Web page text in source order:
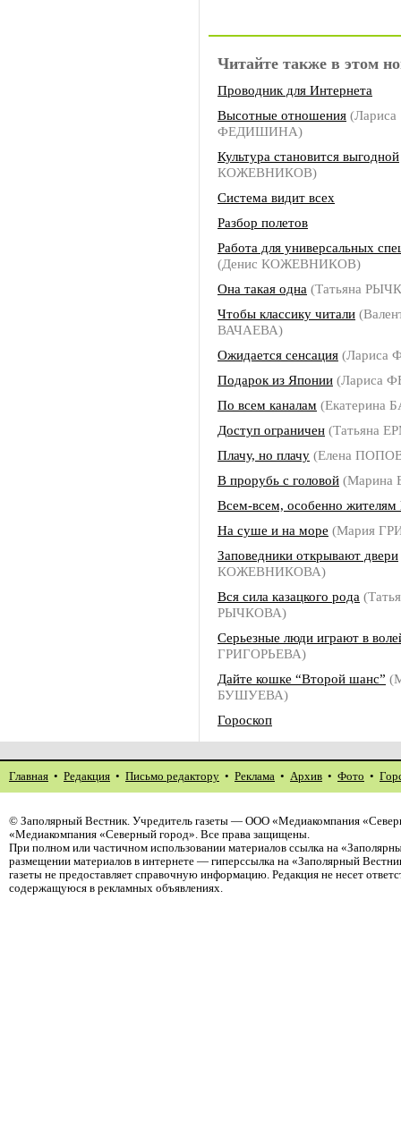
Читайте также в этом
Проводник для Интернета
Высотные отношения (Лариса
ФЕДИШИНА)
Культура становится выгодной
КОЖЕВНИКОВ)
Система видит всех
Разбор полетов
Работа для универсальных
(Денис КОЖЕВНИКОВ)
Она такая одна (Татьяна
Чтобы классику читали
ВАЧАЕВА)
Ожидается сенсация
Подарок из Японии (Лариса
По всем каналам (Екатерина
Доступ ограничен (Татьяна
Плачу, но плачу (Елена
В прорубь с головой
Всем-всем, особенно жителям
На суше и на море (Мария
Заповедники открывают двери
КОЖЕВНИКОВА)
Вся сила казацкого рода
РЫЧКОВА)
Серьезные люди играют в
ГРИГОРЬЕВА)
Дайте кошке “Второй шанс”
БУШУЕВА)
Гороскоп
Главная • Редакция • Письмо редактору • Реклама • Архив • Фото •
© Заполярный Вестник. Учредитель газеты — ООО «Медиакомпания
«Медиакомпания «Северный город». Все права защищены.
При полном или частичном использовании материалов ссылка на
размещении материалов в интернете — гиперссылка на «Заполярный
газеты не предоставляет справочную информацию. Редакция не несет
содержащуюся в рекламных объявлениях.